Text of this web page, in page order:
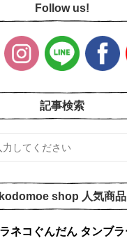
Follow us!
記事検索
kodomoe shop 人気商品